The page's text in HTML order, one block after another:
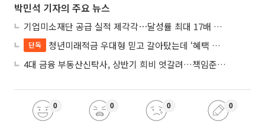
박민석 기자의 주요 뉴스
기업미소재단 공급 실적 제각각⋯달성률 최대 17배 차이
단독
청년미래적금 우대형 믿고 갈아탔는데 ‘혜택 반토막’…심사 오류에 가입자 혼선
4대 금융 부동산신탁사, 상반기 희비 엇갈려…책임준공 손실 반영 시점이 갈랐다
0 0 0 0